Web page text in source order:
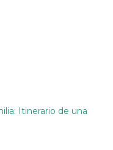
Itinerario de una